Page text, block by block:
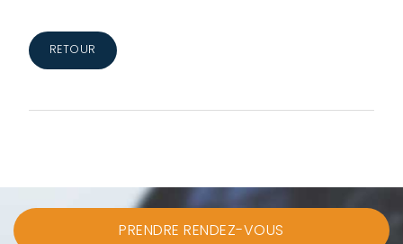
RETOUR
PRENDRE RENDEZ-VOUS